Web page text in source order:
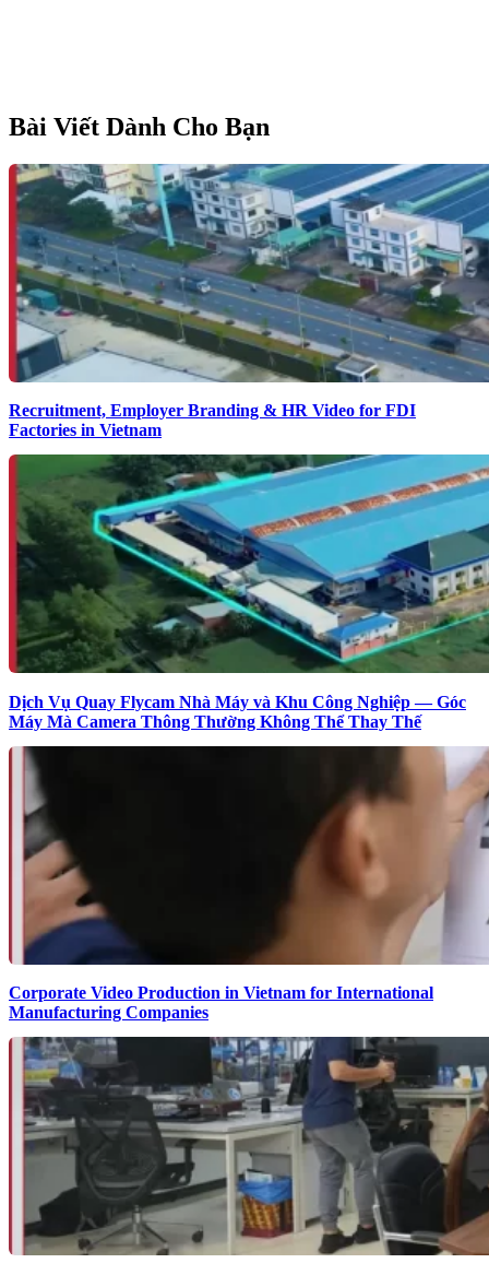
Bài Viết Dành Cho Bạn
Recruitment, Employer Branding & HR Video for FDI
Factories in Vietnam
Dịch Vụ Quay Flycam Nhà Máy và Khu Công Nghiệp — Góc
Máy Mà Camera Thông Thường Không Thể Thay Thế
Corporate Video Production in Vietnam for International
Manufacturing Companies